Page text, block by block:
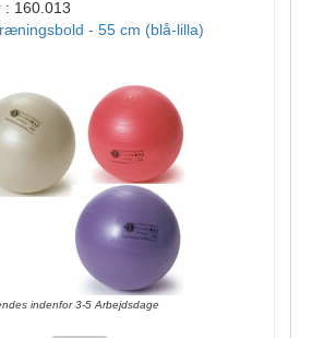
: 160.013
- 55 cm (blå-lilla)
indenfor 3-5 Arbejdsdage